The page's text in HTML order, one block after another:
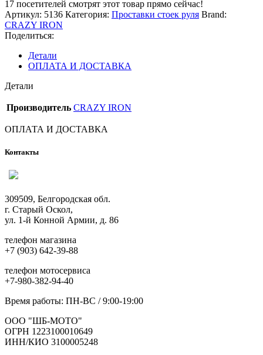
Проставки
стоек
руля
22мм,
высота
25мм
17 посетителей смотрят этот товар прямо сейчас!
Артикул: 5136 Категория: Проставки стоек руля Brand:
CRAZY IRON
Поделиться:
Детали
ОПЛАТА И ДОСТАВКА
Детали
Производитель CRAZY IRON
ОПЛАТА И ДОСТАВКА
Контакты
309509, Белгородская обл.
г. Старый Оскол,
ул. 1-й Конной Армии, д. 86
телефон магазина
+7 (903) 642-39-88
телефон мотосервиса
+7-980-382-94-40
Время работы: ПН-ВС / 9:00-19:00
ООО "ШБ-МОТО"
ОГРН 1223100010649
ИНН/КИО 3100005248